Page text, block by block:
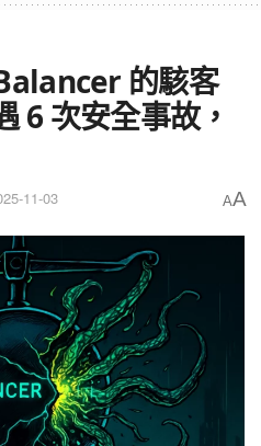
的駭客
6 次安全事故，
11-03 AA